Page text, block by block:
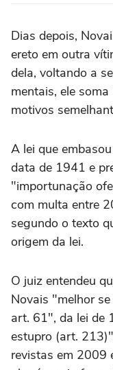
Dias depois,
ereto em outra
dela, voltando a
mentais, ele
motivos
A lei que
data de 1941 e
"importunação
com multa entre
segundo o texto
origem da lei.
O juiz entendeu
Novais "melhor
art. 61", da lei de
estupro (art.
revistas em 2009